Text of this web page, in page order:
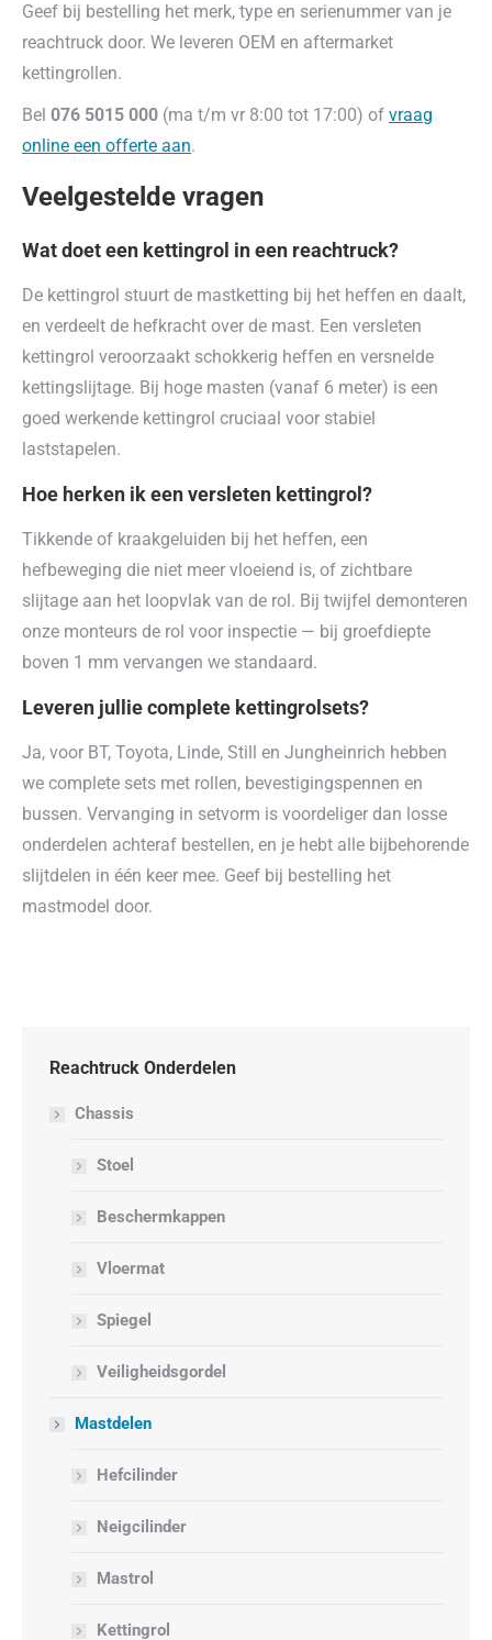
Geef bij bestelling het merk, type en serienummer van je
reachtruck door. We leveren OEM en aftermarket
kettingrollen.
Bel 076 5015 000 (ma t/m vr 8:00 tot 17:00) of vraag
online een offerte aan.
Veelgestelde vragen
Wat doet een kettingrol in een reachtruck?
De kettingrol stuurt de mastketting bij het heffen en daalt,
en verdeelt de hefkracht over de mast. Een versleten
kettingrol veroorzaakt schokkerig heffen en versnelde
kettingslijtage. Bij hoge masten (vanaf 6 meter) is een
goed werkende kettingrol cruciaal voor stabiel
laststapelen.
Hoe herken ik een versleten kettingrol?
Tikkende of kraakgeluiden bij het heffen, een
hefbeweging die niet meer vloeiend is, of zichtbare
slijtage aan het loopvlak van de rol. Bij twijfel demonteren
onze monteurs de rol voor inspectie — bij groefdiepte
boven 1 mm vervangen we standaard.
Leveren jullie complete kettingrolsets?
Ja, voor BT, Toyota, Linde, Still en Jungheinrich hebben
we complete sets met rollen, bevestigingspennen en
bussen. Vervanging in setvorm is voordeliger dan losse
onderdelen achteraf bestellen, en je hebt alle bijbehorende
slijtdelen in één keer mee. Geef bij bestelling het
mastmodel door.
Reachtruck Onderdelen
Chassis
Stoel
Beschermkappen
Vloermat
Spiegel
Veiligheidsgordel
Mastdelen
Hefcilinder
Neigcilinder
Mastrol
Kettingrol